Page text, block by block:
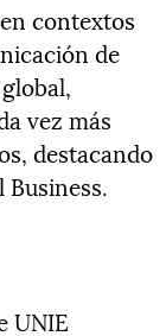
contextos
de
vez más
destacando
UNIE